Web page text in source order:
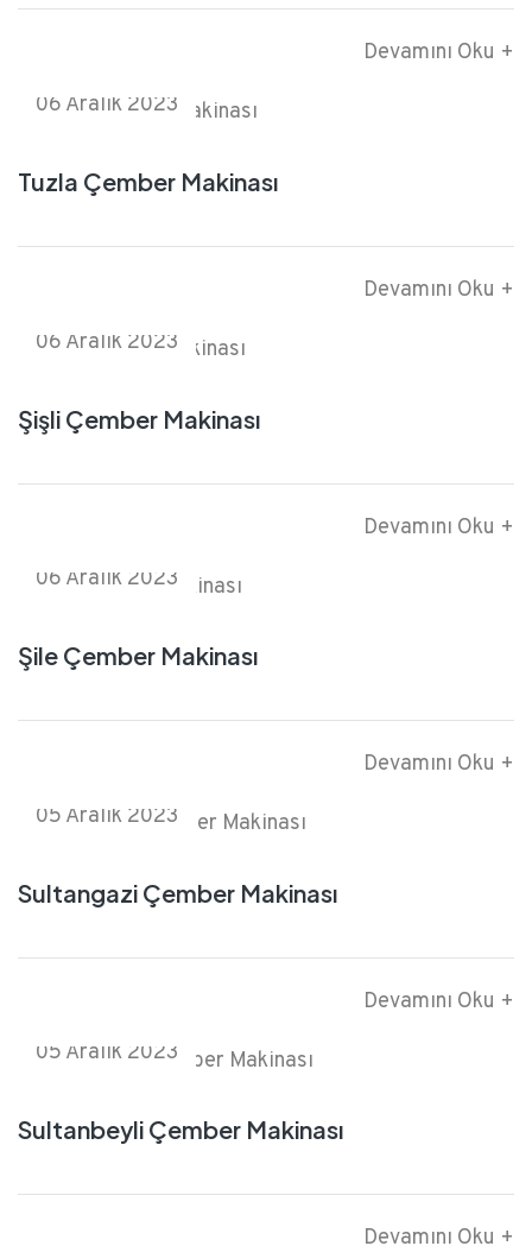
Devamını Oku +
06 Aralık 2023
Tuzla Çember Makinası
Devamını Oku +
06 Aralık 2023
Şişli Çember Makinası
Devamını Oku +
06 Aralık 2023
Şile Çember Makinası
Devamını Oku +
05 Aralık 2023
Sultangazi Çember Makinası
Devamını Oku +
05 Aralık 2023
Sultanbeyli Çember Makinası
Devamını Oku +